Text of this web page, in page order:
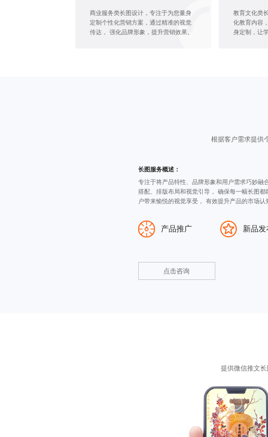
商业服务类长图设计 ，专注于为您量身
定制个性化营销方案，通过精准的视觉
传达， 强化品牌形象，提升营销效果。
教育文化类
化教育内容
身定制，让
根据客户需求提供
长图服务概述：
专注于将产品特性、品牌形象和用户需求巧妙融
搭配、排版布局和视觉引导， 确保每一幅长图
户带来愉悦的视觉享受， 有效提升产品的市场
产品推广 新品发
点击咨询
提供微信推文